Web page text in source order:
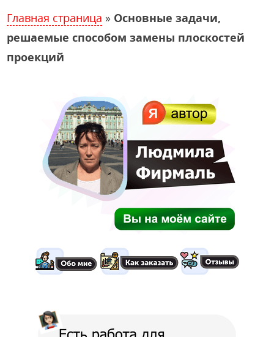
Главная страница » Основные задачи,
решаемые способом замены плоскостей
проекций